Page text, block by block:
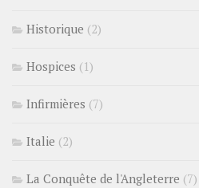
Historique (2)
Hospices (1)
Infirmières (7)
Italie (2)
La Conquête de l'Angleterre (7)